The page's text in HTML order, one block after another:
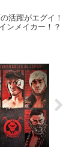
活躍がエグイ！
ンメイカー！？